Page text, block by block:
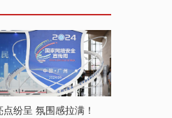
点纷呈 氛围感拉满！